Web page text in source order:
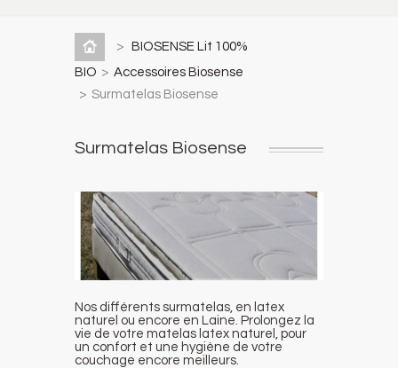
>
BIOSENSE Lit 100%
BIO > Accessoires Biosense
> Surmatelas Biosense
Surmatelas Biosense
Nos différents surmatelas, en latex
naturel ou encore en Laine. Prolongez la
vie de votre matelas latex naturel, pour
un confort et une hygiène de votre
couchage encore meilleurs.